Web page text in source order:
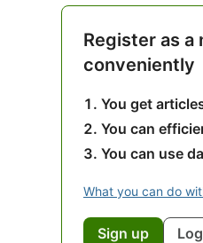
Register as a
conveniently
You get
You can
You can use
What you can do
Sign up